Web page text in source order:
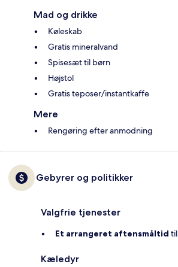
Mad og drikke
Køleskab
Gratis mineralvand
Spisesæt til børn
Højstol
Gratis teposer/instantkaffe
Mere
Rengøring efter anmodning
Gebyrer og politikker
Valgfrie tjenester
Et arrangeret aftensmåltid
Kæledyr